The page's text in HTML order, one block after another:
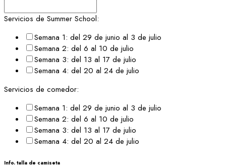
Servicios de Summer School:
Semana 1: del 29 de junio al 3 de julio
Semana 2: del 6 al 10 de julio
Semana 3: del 13 al 17 de julio
Semana 4: del 20 al 24 de julio
Servicios de comedor:
Semana 1: del 29 de junio al 3 de julio
Semana 2: del 6 al 10 de julio
Semana 3: del 13 al 17 de julio
Semana 4: del 20 al 24 de julio
Info. talla de camiseta